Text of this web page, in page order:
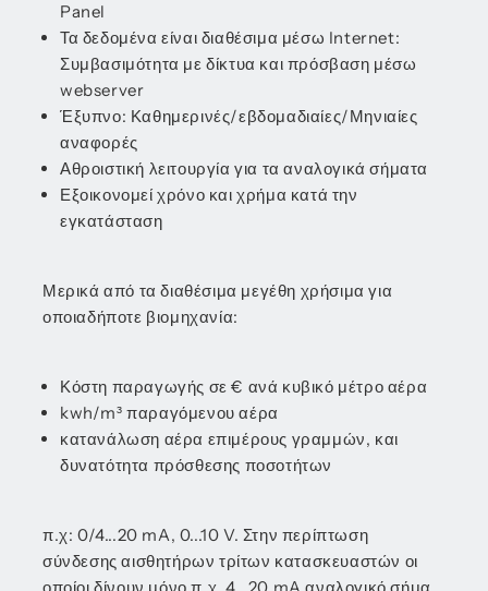
Panel
Τα δεδομένα είναι διαθέσιμα μέσω Internet:
Συμβασιμότητα με δίκτυα και πρόσβαση μέσω
webserver
Έξυπνο: Καθημερινές/εβδομαδιαίες/Μηνιαίες
αναφορές
Αθροιστική λειτουργία για τα αναλογικά σήματα
Εξοικονομεί χρόνο και χρήμα κατά την
εγκατάσταση
Μερικά από τα διαθέσιμα μεγέθη χρήσιμα για
οποιαδήποτε βιομηχανία:
Κόστη παραγωγής σε € ανά κυβικό μέτρο αέρα
kwh/m³ παραγόμενου αέρα
κατανάλωση αέρα επιμέρους γραμμών, και
δυνατότητα πρόσθεσης ποσοτήτων
π.χ: 0/4...20 mA, 0...10 V. Στην περίπτωση
σύνδεσης αισθητήρων τρίτων κατασκευαστών οι